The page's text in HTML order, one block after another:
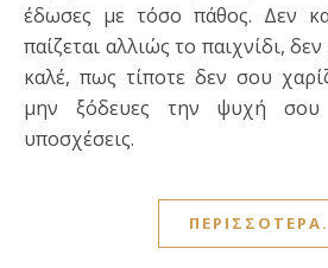
έδωσες με τόσο πάθος. Δεν
παίζεται αλλιώς το παιχνίδι,
καλέ, πως τίποτε δεν σου
μην ξόδευες την ψυχή σου
υποσχέσεις.